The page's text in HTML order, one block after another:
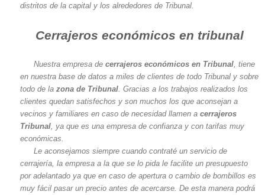
distritos de la capital y los alrededores de Tribunal.
Cerrajeros económicos en tribunal
Nuestra empresa decerrajeros económicos en Tribunal , tiene
en nuestra base de datos a miles de clientes de todo Tribunal y sobre
todo de la zona de Tribunal . Gracias a los trabajos realizados los
clientes quedan satisfechos y son muchos los que aconsejan a
vecinos y familiares en caso de necesidad llamen a cerrajeros
Tribunal , ya que es una empresa de confianza y con tarifas muy
económicas.
Le aconsejamos siempre cuando contraté un servicio de
cerrajería, la empresa a la que se lo pida le facilite un presupuesto
por adelantado ya que en caso de apertura o cambio de bombillos es
muy fácil pasar un precio antes de acercarse. De esta manera podrá